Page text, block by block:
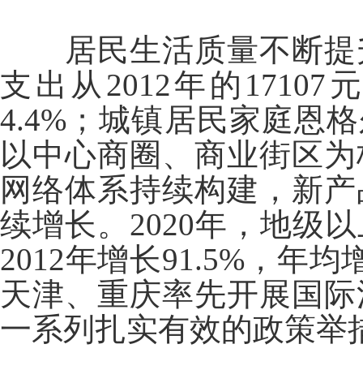
居民生活质量不断
支出从2012年的17107
4.4%；城镇居民家庭恩
以中心商圈、商业街区
网络体系持续构建，新
续增长。2020年，地级
2012年增长91.5%，年均
天津、重庆率先开展国
一系列扎实有效的政策举